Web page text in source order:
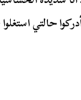
حالتي